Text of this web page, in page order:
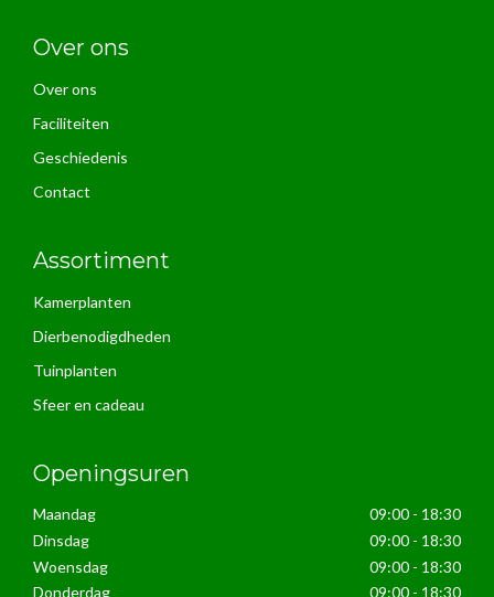
Over ons
Over ons
Faciliteiten
Geschiedenis
Contact
Assortiment
Kamerplanten
Dierbenodigdheden
Tuinplanten
Sfeer en cadeau
Openingsuren
Maandag
09:00 - 18:30
Dinsdag
09:00 - 18:30
Woensdag
09:00 - 18:30
Donderdag
09:00 - 18:30